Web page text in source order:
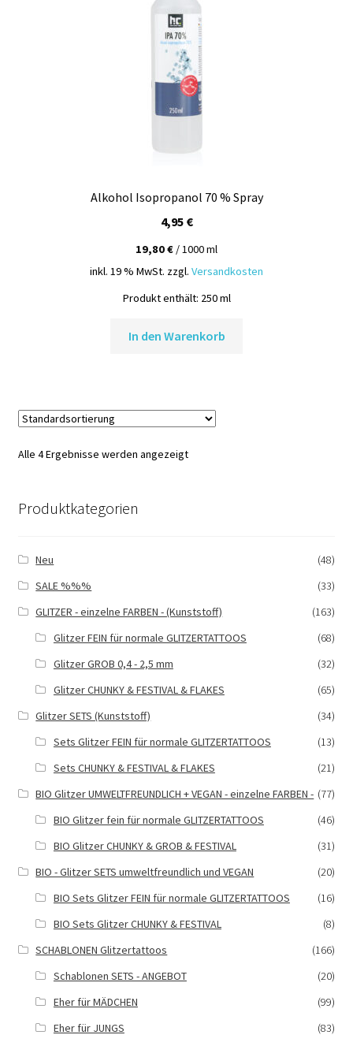
Alkohol Isopropanol 70 % Spray
4,95 €
19,80€ /1000ml
inkl. 19 % MwSt. zzgl. Versandkosten
Produkt enthält: 250ml
In den Warenkorb
Alle 4 Ergebnisse werden angezeigt
Produktkategorien
Neu
(48)
SALE %%%
(33)
GLITZER - einzelne FARBEN - (Kunststoff)
(163)
Glitzer FEIN für normale GLITZERTATTOOS
(68)
Glitzer GROB 0,4 - 2,5 mm
(32)
Glitzer CHUNKY & FESTIVAL & FLAKES
(65)
Glitzer SETS (Kunststoff)
(34)
Sets Glitzer FEIN für normale GLITZERTATTOOS
(13)
Sets CHUNKY & FESTIVAL & FLAKES
(21)
BIO Glitzer UMWELTFREUNDLICH + VEGAN - einzelne FARBEN - (77)
BIO Glitzer fein für normale GLITZERTATTOOS
(46)
BIO Glitzer CHUNKY & GROB & FESTIVAL
(31)
BIO - Glitzer SETS umweltfreundlich und VEGAN
(20)
BIO Sets Glitzer FEIN für normale GLITZERTATTOOS
(16)
BIO Sets Glitzer CHUNKY & FESTIVAL
(8)
SCHABLONEN Glitzertattoos
(166)
Schablonen SETS - ANGEBOT
(20)
Eher für MÄDCHEN
(99)
Eher für JUNGS
(83)